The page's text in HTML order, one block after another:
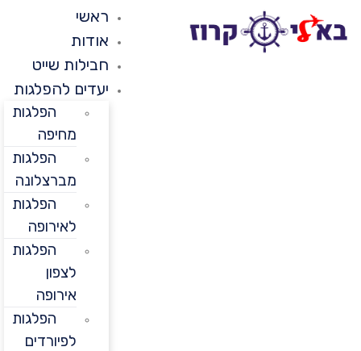
ראשי
אודות
חבילות שייט
יעדים להפלגות
הפלגות
מחיפה
הפלגות
מברצלונה
הפלגות
לאירופה
הפלגות
אירופה
הפלגות
לפיורדים